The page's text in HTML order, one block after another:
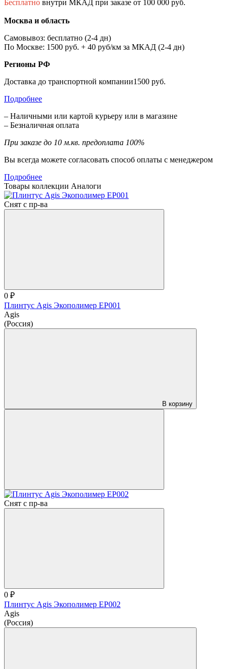
Бесплатно внутри МКАД при заказе от 100 000 руб.
Москва и область
Самовывоз: бесплатно (2-4 дн)
По Москве: 1500 руб. + 40 руб/км за МКАД (2-4 дн)
Регионы РФ
Доставка до транспортной компании1500 руб.
Подробнее
– Наличными или картой курьеру или в магазине
– Безналичная оплата
При заказе до 10 м.кв. предоплата 100%
Вы всегда можете согласовать способ оплаты с менеджером
Подробнее
Товары коллекции Аналоги
Снят с пр-ва
0 ₽
Плинтус Agis Экополимер EP001
Agis
(Россия)
В корзину
Снят с пр-ва
0 ₽
Плинтус Agis Экополимер EP002
Agis
(Россия)